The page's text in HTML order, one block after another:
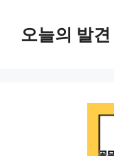
오늘의 발견